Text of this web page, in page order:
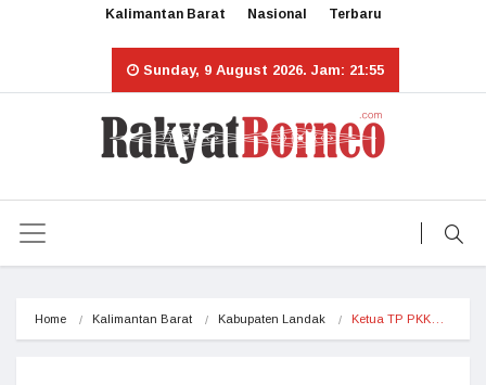
Kalimantan Barat Nasional Terbaru
Sunday, 9 August 2026. Jam: 21:55
Home Kalimantan Barat Kabupaten Landak Ketua TP PKK…